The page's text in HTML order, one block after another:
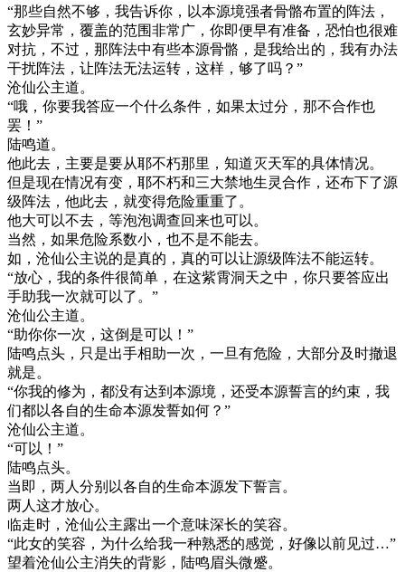
“那些自然不够，我告诉你，以本源境强者骨骼布置的阵法，
玄妙异常，覆盖的范围非常广，你即便早有准备，恐怕也很难
对抗，不过，那阵法中有些本源骨骼，是我给出的，我有办法
干扰阵法，让阵法无法运转，这样，够了吗？”
沧仙公主道。
“哦，你要我答应一个什么条件，如果太过分，那不合作也
罢！”
陆鸣道。
他此去，主要是要从耶不朽那里，知道灭天军的具体情况。
但是现在情况有变，耶不朽和三大禁地生灵合作，还布下了源
级阵法，他此去，就变得危险重重了。
他大可以不去，等泡泡调查回来也可以。
当然，如果危险系数小，也不是不能去。
如，沧仙公主说的是真的，真的可以让源级阵法不能运转。
“放心，我的条件很简单，在这紫霄洞天之中，你只要答应出
手助我一次就可以了。”
沧仙公主道。
“助你你一次，这倒是可以！”
陆鸣点头，只是出手相助一次，一旦有危险，大部分及时撤退
就是。
“你我的修为，都没有达到本源境，还受本源誓言的约束，我
们都以各自的生命本源发誓如何？”
沧仙公主道。
“可以！”
陆鸣点头。
当即，两人分别以各自的生命本源发下誓言。
两人这才放心。
临走时，沧仙公主露出一个意味深长的笑容。
“此女的笑容，为什么给我一种熟悉的感觉，好像以前见过…”
望着沧仙公主消失的背影，陆鸣眉头微蹙。